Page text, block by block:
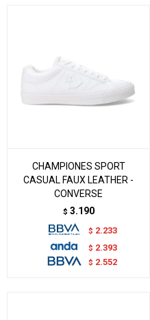
CHAMPIONES SPORT
CASUAL FAUX LEATHER -
CONVERSE
$ 3.190
$ 2.233
$ 2.393
$ 2.552